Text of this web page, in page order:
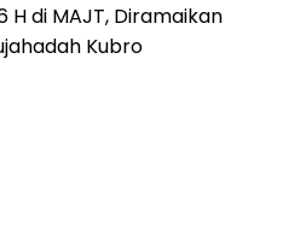
di MAJT, Diramaikan
Kubro